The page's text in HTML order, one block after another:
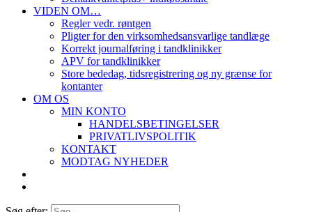
VIDEN OM…
Regler vedr. røntgen
Pligter for den virksomhedsansvarlige tandlæge
Korrekt journalføring i tandklinikker
APV for tandklinikker
Store bededag, tidsregistrering og ny grænse for
kontanter
OM OS
MIN KONTO
HANDELSBETINGELSER
PRIVATLIVSPOLITIK
KONTAKT
MODTAG NYHEDER